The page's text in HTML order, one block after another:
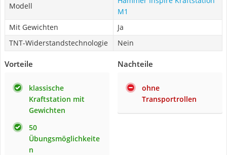
Modell
M1
Mit Gewichten
Ja
TNT-Widerstandstechnologie
Nein
Vorteile
klassische
Kraftstation mit
Gewichten
50
Übungsmöglichkeite
n
Nachteile
ohne
Transportrollen